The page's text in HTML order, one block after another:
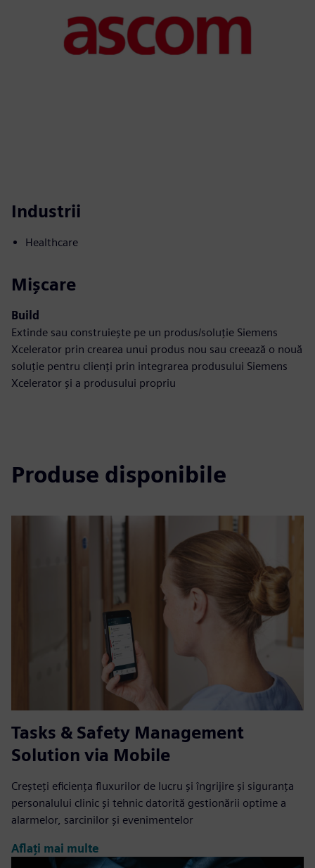
Industrii
Healthcare
Mișcare
Build
Extinde sau construiește pe un produs/soluție Siemens
Xcelerator prin crearea unui produs nou sau creează o nouă
soluție pentru clienți prin integrarea produsului Siemens
Xcelerator și a produsului propriu
Produse disponibile
Tasks & Safety Management
Solution via Mobile
Creșteți eficiența fluxurilor de lucru și îngrijire și siguranța
personalului clinic și tehnic datorită gestionării optime a
alarmelor, sarcinilor și evenimentelor
Aflați mai multe